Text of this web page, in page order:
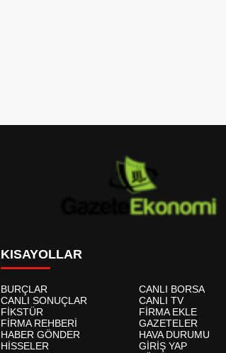
KISAYOLLAR
BURÇLAR
CANLI BORSA
CANLI SONUÇLAR
CANLI TV
FİKSTÜR
FİRMA EKLE
FİRMA REHBERİ
GAZETELER
HABER GÖNDER
HAVA DURUMU
HİSSELER
GİRİŞ YAP